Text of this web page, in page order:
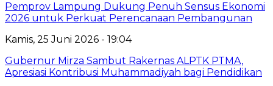
Pemprov Lampung Dukung Penuh Sensus Ekonomi
2026 untuk Perkuat Perencanaan Pembangunan
Kamis, 25 Juni 2026 - 19:04
Gubernur Mirza Sambut Rakernas ALPTK PTMA,
Apresiasi Kontribusi Muhammadiyah bagi Pendidikan